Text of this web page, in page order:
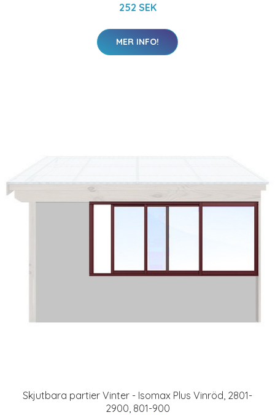
252 SEK
MER INFO!
Skjutbara partier Vinter - Isomax Plus Vinröd, 2801-
2900, 801-900